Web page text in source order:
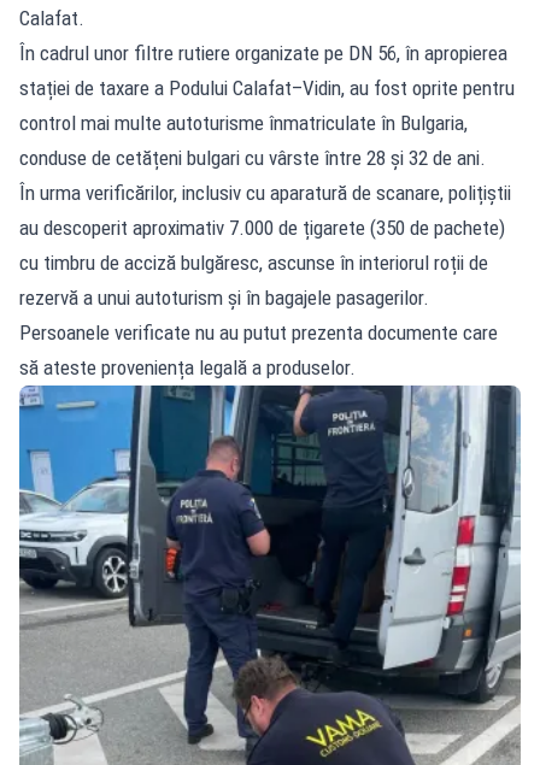
Calafat.
În cadrul unor filtre rutiere organizate pe DN 56, în apropierea
stației de taxare a Podului Calafat–Vidin, au fost oprite pentru
control mai multe autoturisme înmatriculate în Bulgaria,
conduse de cetățeni bulgari cu vârste între 28 și 32 de ani.
În urma verificărilor, inclusiv cu aparatură de scanare, polițiștii
au descoperit aproximativ 7.000 de țigarete (350 de pachete)
cu timbru de acciză bulgăresc, ascunse în interiorul roții de
rezervă a unui autoturism și în bagajele pasagerilor.
Persoanele verificate nu au putut prezenta documente care
să ateste proveniența legală a produselor.